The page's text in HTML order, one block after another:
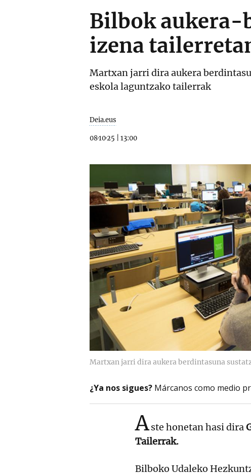
Bilbok aukera-
izena
Martxan jarri dira aukera
eskola laguntzako tailerrak
Deia.eus
08·10·25 13:00
Martxan jarri dira aukera berdintasuna
¿Ya nos sigues? Márcanos como medio
Aste honetan hasi dira
Tailerrak.
Bilboko Udaleko